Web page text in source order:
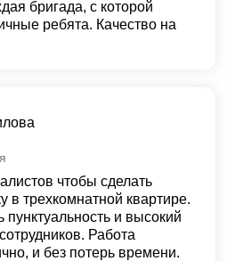
бригада, с которой
ребята. Качество на
чтобы сделать
в трехкомнатной квартире.
и высокий
Работа
и без потерь времени.